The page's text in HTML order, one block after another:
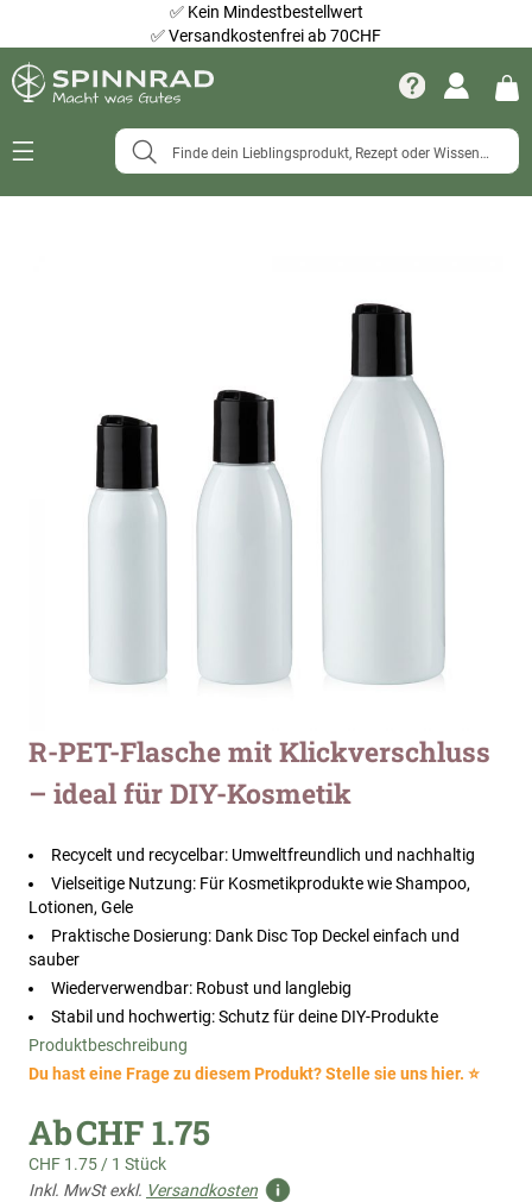
✅ Kein Mindestbestellwert
✅Versandkostenfrei ab 70CHF
Navigation
Zum
Anfang
der
R-PET-Flasche mit Klickverschluss
– ideal für DIY-Kosmetik
Recycelt und recycelbar: Umweltfreundlich und nachhaltig
Vielseitige Nutzung: Für Kosmetikprodukte wie Shampoo,
Lotionen, Gele
Praktische Dosierung: Dank Disc Top Deckel einfach und
sauber
Wiederverwendbar: Robust und langlebig
Stabil und hochwertig: Schutz für deine DIY-Produkte
Produktbeschreibung
Du hast eine Frage zu diesem Produkt? Stelle sie uns hier. ⭐
AbCHF 1.75
CHF 1.75 / 1 Stück
Inkl. MwSt exkl. Versandkosten